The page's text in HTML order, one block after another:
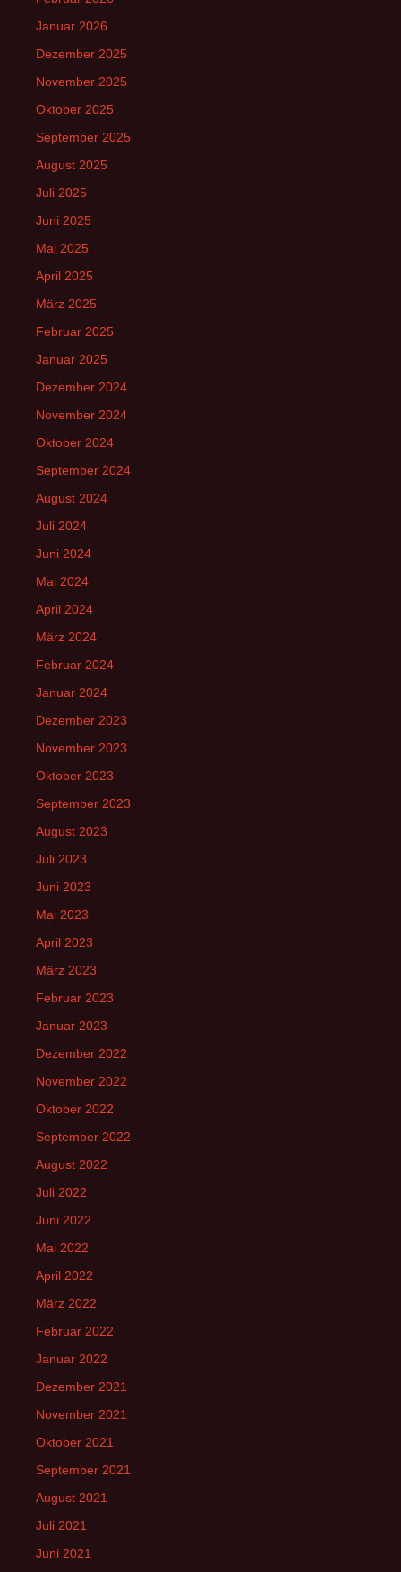
Januar 2026
Dezember 2025
November 2025
Oktober 2025
September 2025
August 2025
Juli 2025
Juni 2025
Mai 2025
April 2025
März 2025
Februar 2025
Januar 2025
Dezember 2024
November 2024
Oktober 2024
September 2024
August 2024
Juli 2024
Juni 2024
Mai 2024
April 2024
März 2024
Februar 2024
Januar 2024
Dezember 2023
November 2023
Oktober 2023
September 2023
August 2023
Juli 2023
Juni 2023
Mai 2023
April 2023
März 2023
Februar 2023
Januar 2023
Dezember 2022
November 2022
Oktober 2022
September 2022
August 2022
Juli 2022
Juni 2022
Mai 2022
April 2022
März 2022
Februar 2022
Januar 2022
Dezember 2021
November 2021
Oktober 2021
September 2021
August 2021
Juli 2021
Juni 2021